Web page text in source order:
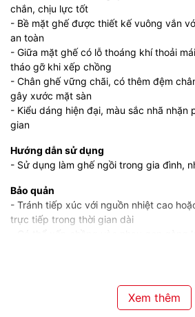
chắn, chịu lực tốt
- Bề mặt ghế được thiết kế vuông vắn
an toàn
- Giữa mặt ghế có lỗ thoáng khí thoải
tháo gỡ khi xếp chồng
- Chân ghế vững chãi, có thêm đệm
gây xước mặt sàn
- Kiểu dáng hiện đại, màu sắc nhã nhặn
gian
Hướng dẫn sử dụng
- Sử dụng làm ghế ngồi trong gia đình,
Bảo quản
- Tránh tiếp xúc với nguồn nhiệt cao
trực tiếp trong thời gian dài
Xem thêm